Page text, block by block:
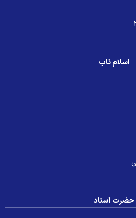
اسلام ناب
حضرت استاد